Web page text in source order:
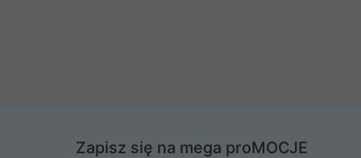
Zapisz się na mega proMOCJE